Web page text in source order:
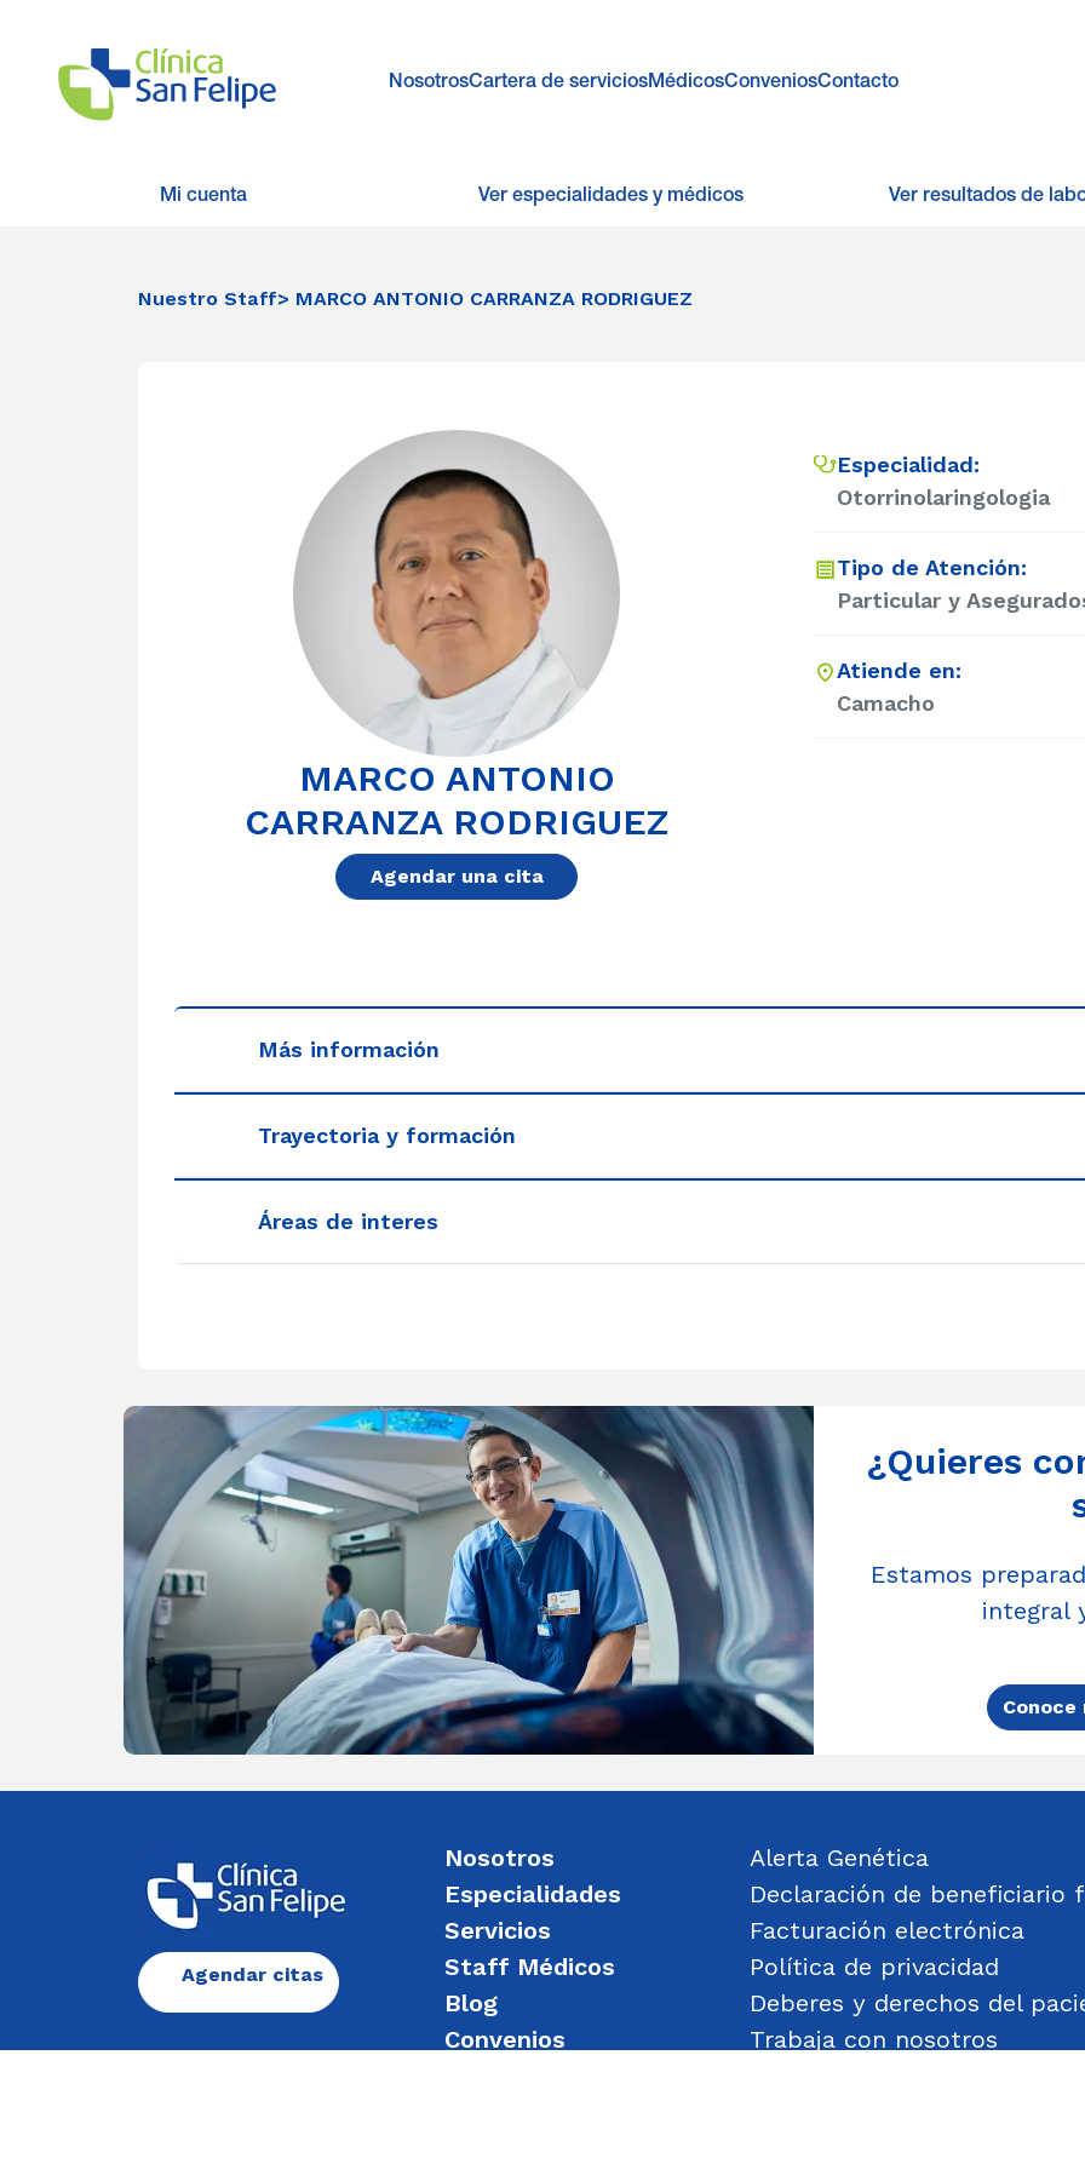
NosotrosCartera de serviciosMédicosConveniosContacto
Mi cuenta Ver especialidades y médicos Ver resultados de
Nuestro Staff> MARCO ANTONIO CARRANZA RODRIGUEZ
MARCO ANTONIO
CARRANZA RODRIGUEZ
Agendar una cita
Especialidad:
Otorrinolaringologia
Tipo de Atención:
Particular y
Atiende en:
Camacho
Más información
Trayectoria y formación
Áreas de interes
¿Quieres
Estamos
integral
Agendar citas
Nosotros
Especialidades
Servicios
Staff Médicos
Blog
Convenios
Alerta Genética
Declaración de beneficiario
Facturación electrónica
Política de privacidad
Deberes y derechos del
Trabaja con nosotros